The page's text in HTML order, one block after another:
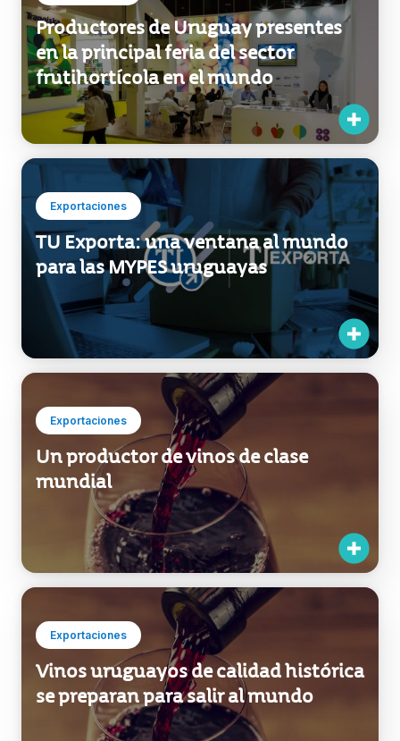
Productores de Uruguay presentes
en la principal feria del sector
frutihortícola en el mundo
Exportaciones
TU Exporta: una ventana al mundo
para las MYPES uruguayas
Exportaciones
Un productor de vinos de clase
mundial
Exportaciones
Vinos uruguayos de calidad histórica
se preparan para salir al mundo